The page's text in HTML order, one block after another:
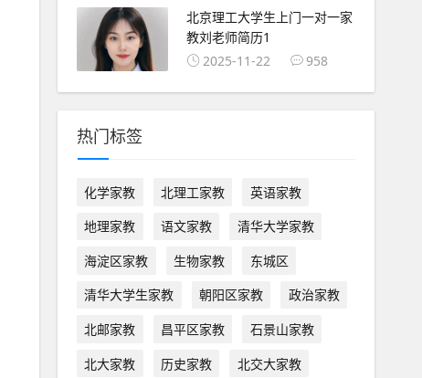
北京理工大学生上门一对一家
教刘老师简历1
2025-11-22
958
热门标签
化学家教 北理工家教
英语家教
地理家教
语文家教
清华大学家教
海淀区家教
生物家教
东城区
清华大学生家教
朝阳区家教
政治家教
北邮家教
昌平区家教
石景山家教
北大家教
历史家教
北交大家教